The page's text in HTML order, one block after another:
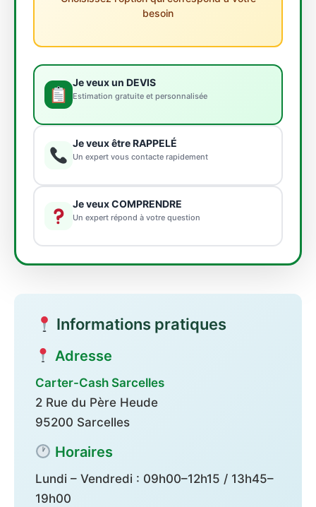
besoin
Je veux un DEVIS
Estimation gratuite et personnalisée
Je veux être RAPPELÉ
Un expert vous contacte rapidement
Je veux COMPRENDRE
Un expert répond à votre question
Informations pratiques
Adresse
Carter-Cash Sarcelles
2 Rue du Père Heude
95200 Sarcelles
Horaires
Lundi – Vendredi : 09h00–12h15 / 13h45–
19h00